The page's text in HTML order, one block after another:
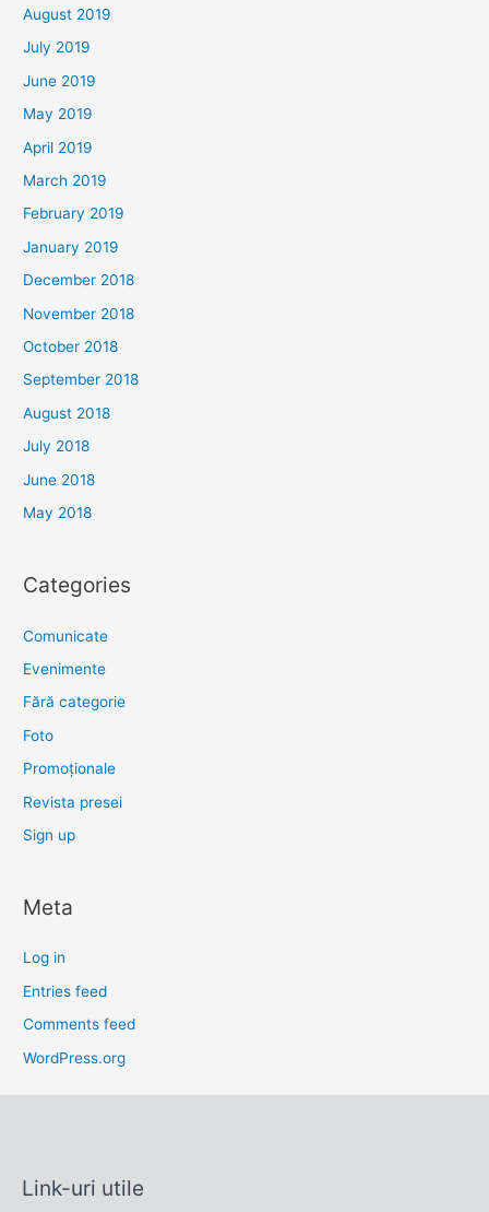
August 2019
July 2019
June 2019
May 2019
April 2019
March 2019
February 2019
January 2019
December 2018
November 2018
October 2018
September 2018
August 2018
July 2018
June 2018
May 2018
Categories
Comunicate
Evenimente
Fără categorie
Foto
Promoționale
Revista presei
Sign up
Meta
Log in
Entries feed
Comments feed
WordPress.org
Link-uri utile